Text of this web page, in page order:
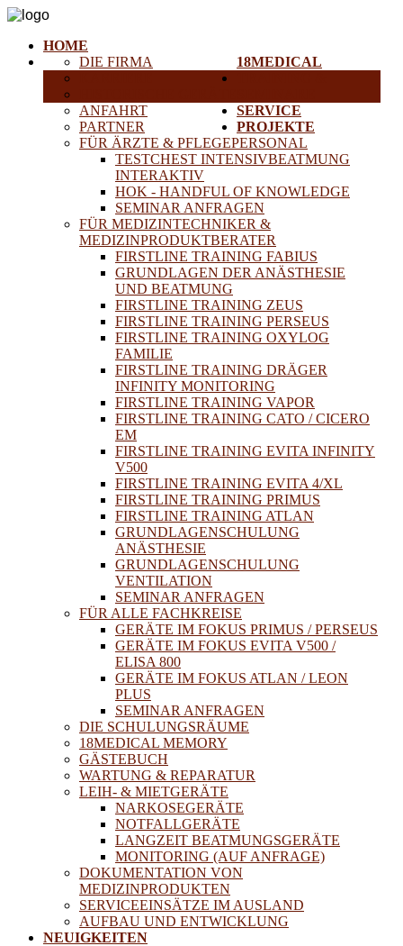
HOME
18MEDICAL
DIE FIRMA
ANFAHRT
PARTNER
FÜR ÄRZTE & PFLEGEPERSONAL
TESTCHEST INTENSIVBEATMUNG
INTERAKTIV
HOK - HANDFUL OF KNOWLEDGE
SEMINAR ANFRAGEN
FÜR MEDIZINTECHNIKER &
MEDIZINPRODUKTBERATER
FIRSTLINE TRAINING FABIUS
GRUNDLAGEN DER ANÄSTHESIE
UND BEATMUNG
FIRSTLINE TRAINING ZEUS
FIRSTLINE TRAINING PERSEUS
FIRSTLINE TRAINING OXYLOG
FAMILIE
FIRSTLINE TRAINING DRÄGER
INFINITY MONITORING
FIRSTLINE TRAINING VAPOR
FIRSTLINE TRAINING CATO / CICERO
EM
FIRSTLINE TRAINING EVITA INFINITY
V500
FIRSTLINE TRAINING EVITA 4/XL
FIRSTLINE TRAINING PRIMUS
FIRSTLINE TRAINING ATLAN
GRUNDLAGENSCHULUNG
ANÄSTHESIE
GRUNDLAGENSCHULUNG
VENTILATION
SEMINAR ANFRAGEN
FÜR ALLE FACHKREISE
GERÄTE IM FOKUS PRIMUS / PERSEUS
GERÄTE IM FOKUS EVITA V500 /
ELISA 800
GERÄTE IM FOKUS ATLAN / LEON
PLUS
SEMINAR ANFRAGEN
DIE SCHULUNGSRÄUME
18MEDICAL MEMORY
GÄSTEBUCH
SERVICE
WARTUNG & REPARATUR
LEIH- & MIETGERÄTE
NARKOSEGERÄTE
NOTFALLGERÄTE
LANGZEIT BEATMUNGSGERÄTE
MONITORING (AUF ANFRAGE)
DOKUMENTATION VON
MEDIZINPRODUKTEN
PROJEKTE
SERVICEEINSÄTZE IM AUSLAND
AUFBAU UND ENTWICKLUNG
NEUIGKEITEN